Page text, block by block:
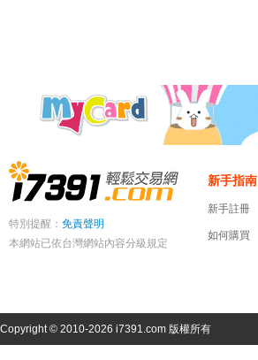
特別提醒： 免責聲明
本網站已依台灣網站內容分級規定
新手指南
新手註冊
如何購買
Copyright © 2010-2026 i7391.com 版權所有